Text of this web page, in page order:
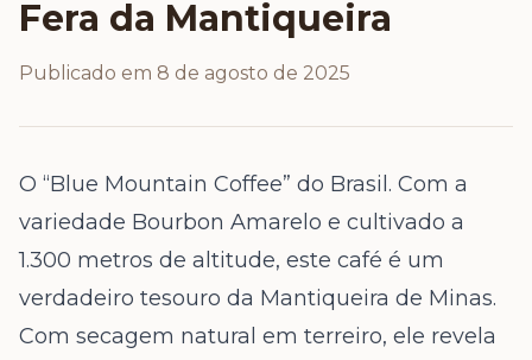
Fera da Mantiqueira
Publicado em 8 de agosto de 2025
O “Blue Mountain Coffee” do Brasil. Com a
variedade Bourbon Amarelo e cultivado a
1.300 metros de altitude, este café é um
verdadeiro tesouro da Mantiqueira de Minas.
Com secagem natural em terreiro, ele revela